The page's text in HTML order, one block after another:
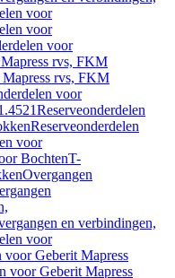
voor
voor
voor
rvs, FKM
Mapress rvs, FKM
voor
Reserveonderdelen
Reserveonderdelen
voor
BochtenT-
Overgangen
en verbindingen,
voor
voor Geberit Mapress
voor Geberit Mapress